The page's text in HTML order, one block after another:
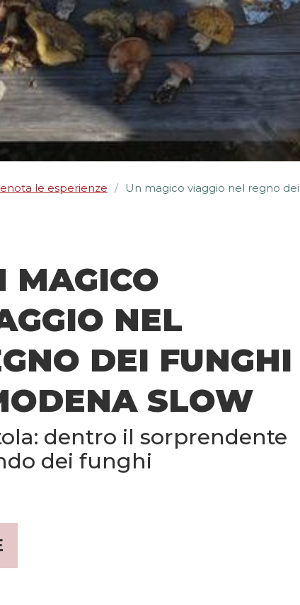
le esperienze / Un magico viaggio nel regno
MAGICO
NEL
DEI FUNGHI
SLOW
dentro il sorprendente
dei funghi